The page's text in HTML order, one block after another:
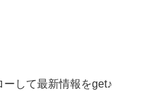
ーして最新情報をget♪